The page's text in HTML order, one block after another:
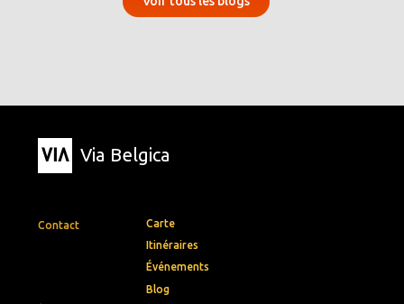
Via Belgica
Contact
Carte
Itinéraires
Événements
Blog